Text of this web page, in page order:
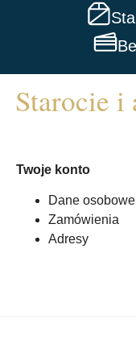
Twoje konto
Dane osobowe
Zamówienia
Adresy